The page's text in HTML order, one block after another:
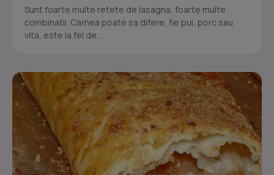
Sunt foarte multe retete de lasagna, foarte multe
combinatii. Carnea poate sa difere, fie pui, porc sau
vita, este la fel de...